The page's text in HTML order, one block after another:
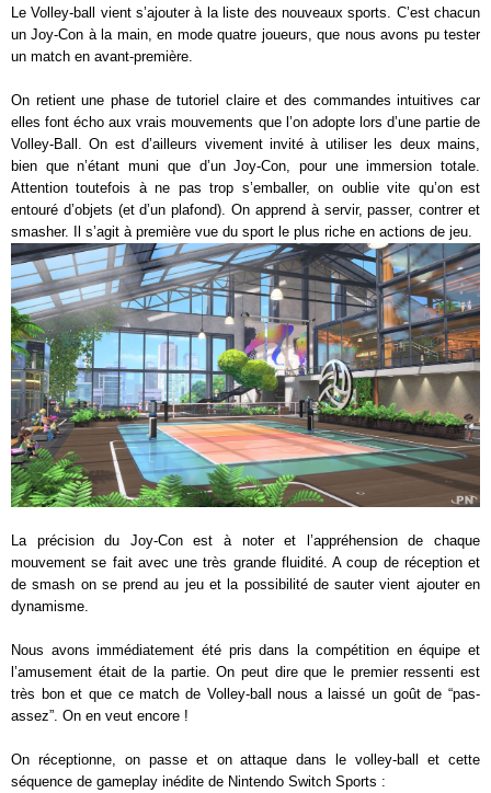
Le Volley-ball vient s’ajouter à la liste des nouveaux sports. C’est chacun
un Joy-Con à la main, en mode quatre joueurs, que nous avons pu tester
un match en avant-première.
On retient une phase de tutoriel claire et des commandes intuitives car
elles font écho aux vrais mouvements que l’on adopte lors d’une partie de
Volley-Ball. On est d’ailleurs vivement invité à utiliser les deux mains,
bien que n’étant muni que d’un Joy-Con, pour une immersion totale.
Attention toutefois à ne pas trop s’emballer, on oublie vite qu’on est
entouré d’objets (et d’un plafond). On apprend à servir, passer, contrer et
smasher. Il s’agit à première vue du sport le plus riche en actions de jeu.
La précision du Joy-Con est à noter et l’appréhension de chaque
mouvement se fait avec une très grande fluidité. A coup de réception et
de smash on se prend au jeu et la possibilité de sauter vient ajouter en
dynamisme.
Nous avons immédiatement été pris dans la compétition en équipe et
l’amusement était de la partie. On peut dire que le premier ressenti est
très bon et que ce match de Volley-ball nous a laissé un goût de “pas-
assez”. On en veut encore !
On réceptionne, on passe et on attaque dans le volley-ball et cette
séquence de gameplay inédite de Nintendo Switch Sports :